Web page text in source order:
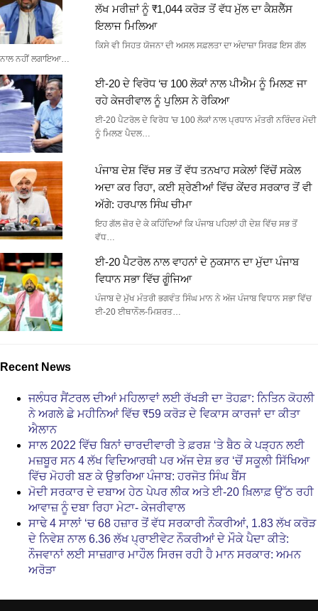
ਲੱਖ ਮਰੀਜ਼ਾਂ ਨੂੰ ₹1,044 ਕਰੋੜ ਤੋਂ ਵੱਧ ਮੁੱਲ ਦਾ ਕੈਸ਼ਲੈੱਸ
ਇਲਾਜ ਮਿਲਿਆ
ਕਿਸੇ ਵੀ ਸਿਹਤ ਯੋਜਨਾ ਦੀ ਅਸਲ ਸਫ਼ਲਤਾ ਦਾ ਅੰਦਾਜ਼ਾ ਸਿਰਫ਼ ਇਸ ਗੱਲ
ਨਾਲ ਨਹੀਂ ਲਗਾਇਆ…
ਈ-20 ਦੇ ਵਿਰੋਧ ‘ਚ 100 ਲੋਕਾਂ ਨਾਲ ਪੀਐਮ ਨੂੰ ਮਿਲਣ ਜਾ
ਰਹੇ ਕੇਜਰੀਵਾਲ ਨੂੰ ਪੁਲਿਸ ਨੇ ਰੋਕਿਆ
ਈ-20 ਪੈਟਰੋਲ ਦੇ ਵਿਰੋਧ 'ਚ 100 ਲੋਕਾਂ ਨਾਲ ਪ੍ਰਧਾਨ ਮੰਤਰੀ ਨਰਿੰਦਰ ਮੋਦੀ
ਨੂੰ ਮਿਲਣ ਪੈਦਲ…
ਪੰਜਾਬ ਦੇਸ਼ ਵਿੱਚ ਸਭ ਤੋਂ ਵੱਧ ਤਨਖਾਹ ਸਕੇਲਾਂ ਵਿੱਚੋਂ ਸਕੇਲ
ਅਦਾ ਕਰ ਰਿਹਾ, ਕਈ ਸ਼੍ਰੇਣੀਆਂ ਵਿੱਚ ਕੇਂਦਰ ਸਰਕਾਰ ਤੋਂ ਵੀ
ਅੱਗੇ: ਹਰਪਾਲ ਸਿੰਘ ਚੀਮਾ
ਇਹ ਗੱਲ ਜ਼ੋਰ ਦੇ ਕੇ ਕਹਿੰਦਿਆਂ ਕਿ ਪੰਜਾਬ ਪਹਿਲਾਂ ਹੀ ਦੇਸ਼ ਵਿੱਚ ਸਭ ਤੋਂ
ਵੱਧ…
ਈ-20 ਪੈਟਰੋਲ ਨਾਲ ਵਾਹਨਾਂ ਦੇ ਨੁਕਸਾਨ ਦਾ ਮੁੱਦਾ ਪੰਜਾਬ
ਵਿਧਾਨ ਸਭਾ ਵਿੱਚ ਗੂੰਜਿਆ
ਪੰਜਾਬ ਦੇ ਮੁੱਖ ਮੰਤਰੀ ਭਗਵੰਤ ਸਿੰਘ ਮਾਨ ਨੇ ਅੱਜ ਪੰਜਾਬ ਵਿਧਾਨ ਸਭਾ ਵਿੱਚ
ਈ-20 ਈਥਾਨੌਲ-ਮਿਸ਼ਰਤ…
Recent News
ਜਲੰਧਰ ਸੈਂਟਰਲ ਦੀਆਂ ਮਹਿਲਾਵਾਂ ਲਈ ਰੱਖੜੀ ਦਾ ਤੋਹਫ਼ਾ: ਨਿਤਿਨ ਕੋਹਲੀ
ਨੇ ਅਗਲੇ ਛੇ ਮਹੀਨਿਆਂ ਵਿੱਚ ₹59 ਕਰੋੜ ਦੇ ਵਿਕਾਸ ਕਾਰਜਾਂ ਦਾ ਕੀਤਾ
ਐਲਾਨ
ਸਾਲ 2022 ਵਿੱਚ ਬਿਨਾਂ ਚਾਰਦੀਵਾਰੀ ਤੇ ਫ਼ਰਸ਼ ‘ਤੇ ਬੈਠ ਕੇ ਪੜ੍ਹਨ ਲਈ
ਮਜ਼ਬੂਰ ਸਨ 4 ਲੱਖ ਵਿਦਿਆਰਥੀ ਪਰ ਅੱਜ ਦੇਸ਼ ਭਰ ‘ਚੋਂ ਸਕੂਲੀ ਸਿੱਖਿਆ
ਵਿੱਚ ਮੋਹਰੀ ਬਣ ਕੇ ਉਭਰਿਆ ਪੰਜਾਬ: ਹਰਜੋਤ ਸਿੰਘ ਬੈਂਸ
ਮੋਦੀ ਸਰਕਾਰ ਦੇ ਦਬਾਅ ਹੇਠ ਪੇਪਰ ਲੀਕ ਅਤੇ ਈ-20 ਖ਼ਿਲਾਫ਼ ਉੱਠ ਰਹੀ
ਆਵਾਜ਼ ਨੂੰ ਦਬਾ ਰਿਹਾ ਮੇਟਾ- ਕੇਜਰੀਵਾਲ
ਸਾਢੇ 4 ਸਾਲਾਂ ‘ਚ 68 ਹਜ਼ਾਰ ਤੋਂ ਵੱਧ ਸਰਕਾਰੀ ਨੌਕਰੀਆਂ, 1.83 ਲੱਖ ਕਰੋੜ
ਦੇ ਨਿਵੇਸ਼ ਨਾਲ 6.36 ਲੱਖ ਪ੍ਰਾਈਵੇਟ ਨੌਕਰੀਆਂ ਦੇ ਮੌਕੇ ਪੈਦਾ ਕੀਤੇ:
ਨੌਜਵਾਨਾਂ ਲਈ ਸਾਜ਼ਗਾਰ ਮਾਹੌਲ ਸਿਰਜ ਰਹੀ ਹੈ ਮਾਨ ਸਰਕਾਰ: ਅਮਨ
ਅਰੋੜਾ